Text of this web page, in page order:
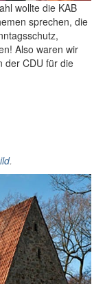
wollte die KAB
sprechen, die
Also waren wir
der CDU für die
.